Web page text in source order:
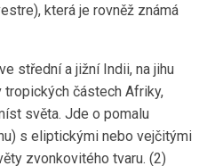
která je rovněž známá
střední a jižní Indii, na jihu
tropických částech Afriky,
světa. Jde o pomalu
s eliptickými nebo vejčitými
zvonkovitého tvaru. (2)